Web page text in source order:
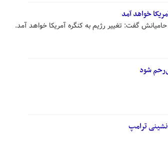
خواهد آمد
گفت: تغییر رژیم به کنگره آمریکا خواهد آمد.
شود
ترامپ